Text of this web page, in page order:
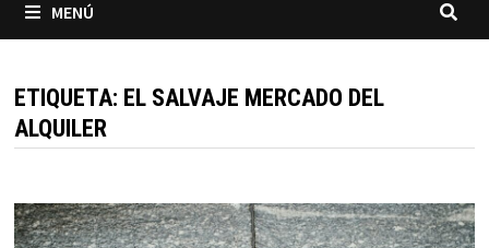
MENÚ
ETIQUETA: EL SALVAJE MERCADO DEL
ALQUILER